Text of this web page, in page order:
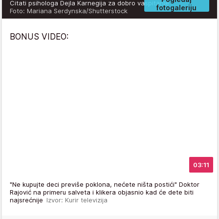
fotogaleriju
Citati psihologa Dejla Karnegija za dobro vaspitanje
Foto: Mariana Serdynska/Shutterstock
BONUS VIDEO:
03:11
"Ne kupujte deci previše poklona, nećete ništa postići" Doktor
Rajović na primeru salveta i klikera objasnio kad će dete biti
najsrećnije Izvor: Kurir televizija